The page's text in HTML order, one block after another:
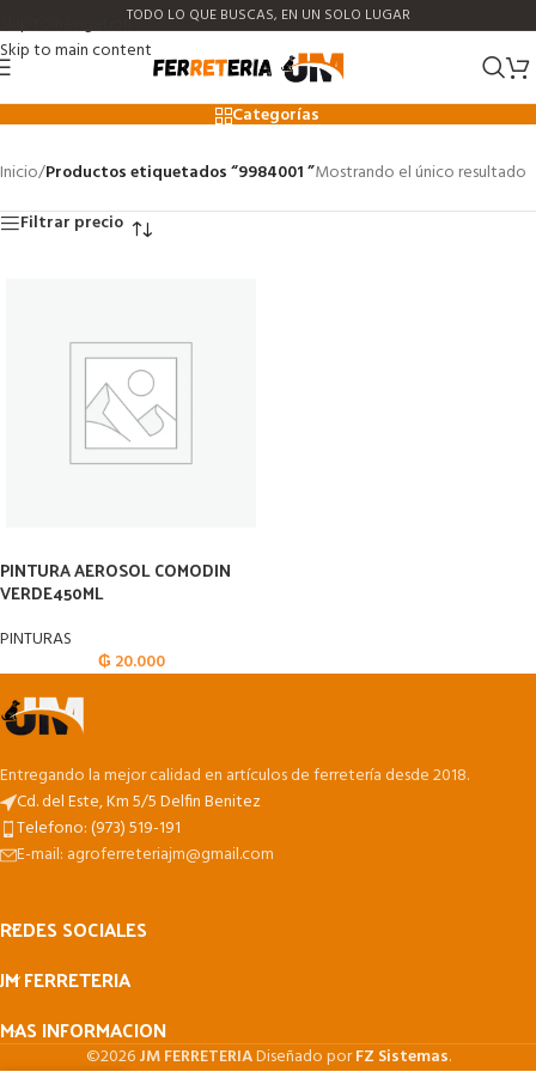
Skip to navigation
Skip to main content
TODO LO QUE BUSCAS, EN UN SOLO LUGAR
9984001
Categorías
Inicio/Productos etiquetados “9984001 ”Mostrando el único resultado
Filtrar precio
PINTURA AEROSOL COMODIN
VERDE450ML
PINTURAS
₲ 20.000
Entregando la mejor calidad en artículos de ferretería desde 2018.
Cd. del Este, Km 5/5 Delfin Benitez
Telefono: (973) 519-191
E-mail: agroferreteriajm@gmail.com
REDES SOCIALES
JM FERRETERIA
MAS INFORMACION
©2026JM FERRETERIADiseñado porFZ Sistemas.